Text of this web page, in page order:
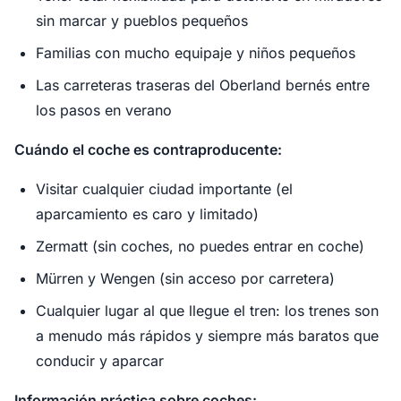
sin marcar y pueblos pequeños
Familias con mucho equipaje y niños pequeños
Las carreteras traseras del Oberland bernés entre
los pasos en verano
Cuándo el coche es contraproducente:
Visitar cualquier ciudad importante (el
aparcamiento es caro y limitado)
Zermatt (sin coches, no puedes entrar en coche)
Mürren y Wengen (sin acceso por carretera)
Cualquier lugar al que llegue el tren: los trenes son
a menudo más rápidos y siempre más baratos que
conducir y aparcar